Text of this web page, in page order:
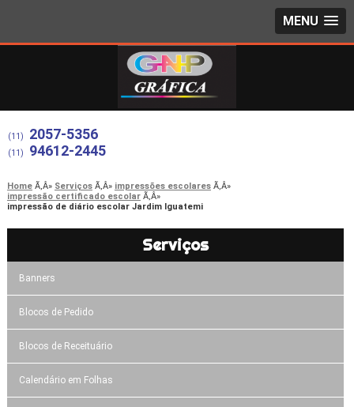
MENU
(11) 2057-5356
(11) 94612-2445
Home Serviços
impressões escolares
impressão certificado escolar
impressão de diário escolar Jardim Iguatemi
Serviços
Banners
Blocos de Pedido
Blocos de Receituário
Calendário em Folhas